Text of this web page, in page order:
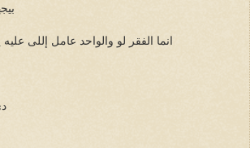
انما الفقر لو والواحد عامل إللى عليه